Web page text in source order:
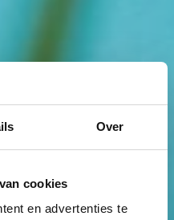
Over
cookies
en advertenties te